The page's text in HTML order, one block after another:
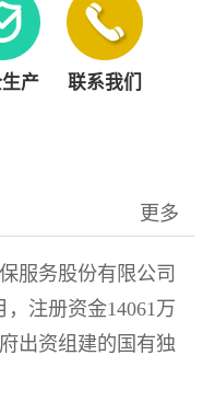
产 联系我们
更多
服务股份有限公司
，注册资金14061万
出资组建的国有独